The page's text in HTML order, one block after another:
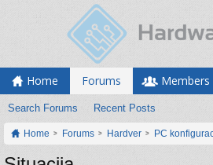
Home Forums
Search Forums Recent Posts
Members
Home Forums Hardver PC